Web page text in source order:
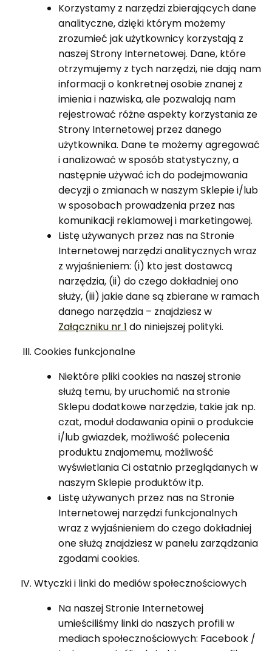
Korzystamy z narzędzi zbierających dane
analityczne, dzięki którym możemy
zrozumieć jak użytkownicy korzystają z
naszej Strony Internetowej. Dane, które
otrzymujemy z tych narzędzi, nie dają nam
informacji o konkretnej osobie znanej z
imienia i nazwiska, ale pozwalają nam
rejestrować różne aspekty korzystania ze
Strony Internetowej przez danego
użytkownika. Dane te możemy agregować
i analizować w sposób statystyczny, a
następnie używać ich do podejmowania
decyzji o zmianach w naszym Sklepie i/lub
w sposobach prowadzenia przez nas
komunikacji reklamowej i marketingowej.
Listę używanych przez nas na Stronie
Internetowej narzędzi analitycznych wraz
z wyjaśnieniem: (i) kto jest dostawcą
narzędzia, (ii) do czego dokładniej ono
służy, (iii) jakie dane są zbierane w ramach
danego narzędzia – znajdziesz w
Załączniku nr 1 do niniejszej polityki.
Cookies funkcjonalne
Niektóre pliki cookies na naszej stronie
służą temu, by uruchomić na stronie
Sklepu dodatkowe narzędzie, takie jak np.
czat, moduł dodawania opinii o produkcie
i/lub gwiazdek, możliwość polecenia
produktu znajomemu, możliwość
wyświetlania Ci ostatnio przeglądanych w
naszym Sklepie produktów itp.
Listę używanych przez nas na Stronie
Internetowej narzędzi funkcjonalnych
wraz z wyjaśnieniem do czego dokładniej
one służą znajdziesz w panelu zarządzania
zgodami cookies.
Wtyczki i linki do mediów społecznościowych
Na naszej Stronie Internetowej
umieściliśmy linki do naszych profili w
mediach społecznościowych: Facebook /